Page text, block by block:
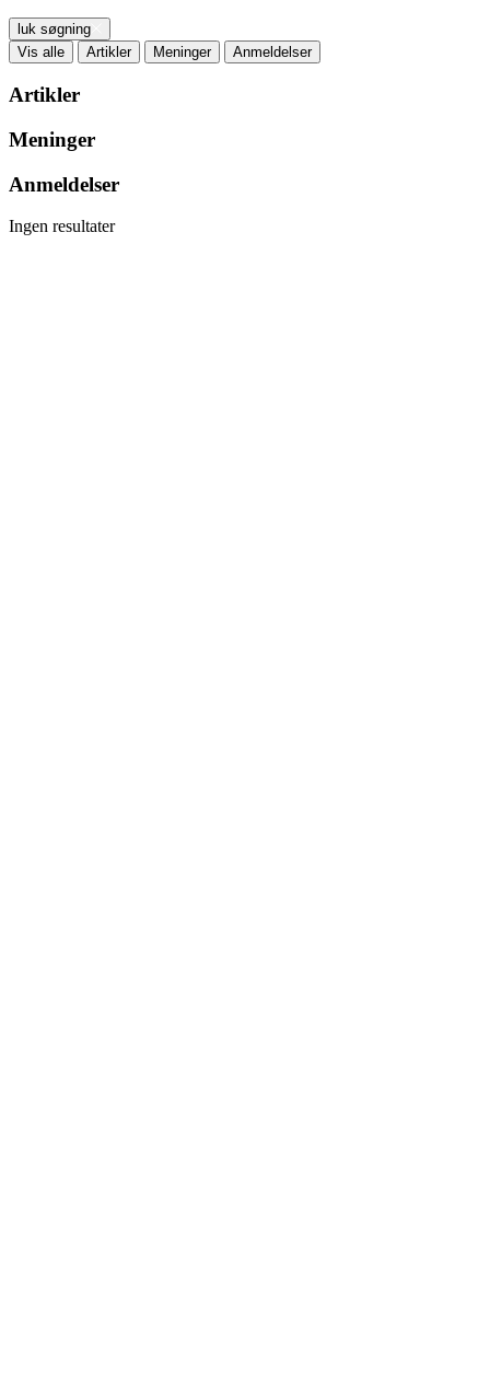
luk søgning
Vis alle
Artikler Meninger Anmeldelser
Artikler
Meninger
Anmeldelser
Ingen resultater